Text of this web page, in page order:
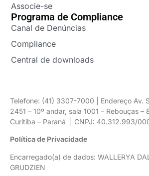
Associe-se
Programa de Compliance
Canal de Denúncias
Compliance
Central de downloads
Telefone: (41) 3307-7000 | Endereço Av.
2451 – 10º andar, sala 1001 – Rebouças
Curitiba – Paraná | CNPJ: 40.312.993/
Política de Privacidade
Encarregado(a) de dados: WALLERYA
GRUDZIEN